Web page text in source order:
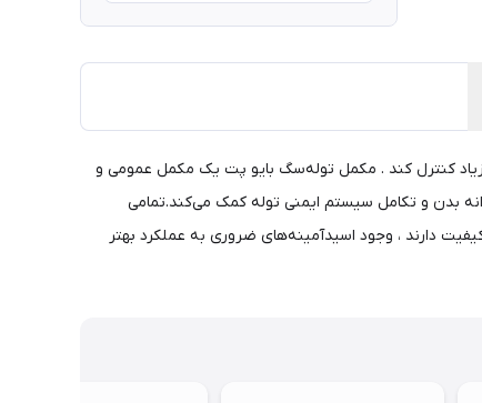
زیاد کنترل کند . مکمل توله‌سگ بایو پت یک مکمل عمومی و
بدن و تکامل سیستم ایمنی توله کمک می‌کند.تمامی
دارند ، وجود اسیدآمینه‌های ضروری به عملکرد بهتر